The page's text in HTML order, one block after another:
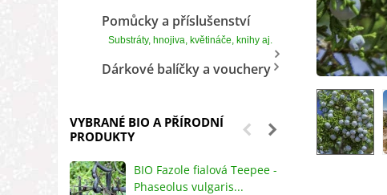
Pomůcky a příslušenství
Substráty, hnojiva, květináče, knihy aj.
Dárkové balíčky a vouchery
VYBRANÉ BIO A PŘÍRODNÍ
PRODUKTY
BIO Fazole fialová Teepee -
Phaseolus vulgaris...